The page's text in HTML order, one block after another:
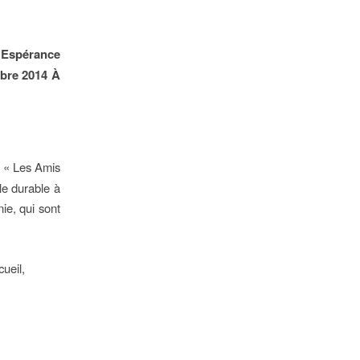
2014 À
Les Amis
durable à
qui sont